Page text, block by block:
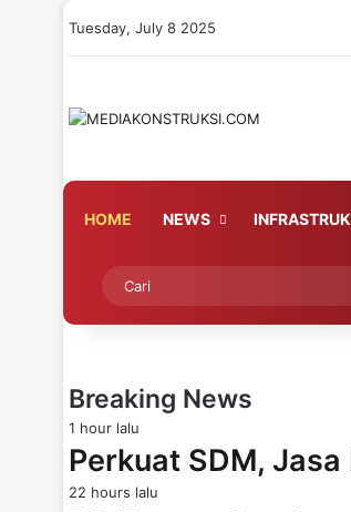
Tuesday, July 8 2025
HOME NEWS
Switch skin
Breaking News
1 hour lalu
Perkuat SDM,
22 hours lalu